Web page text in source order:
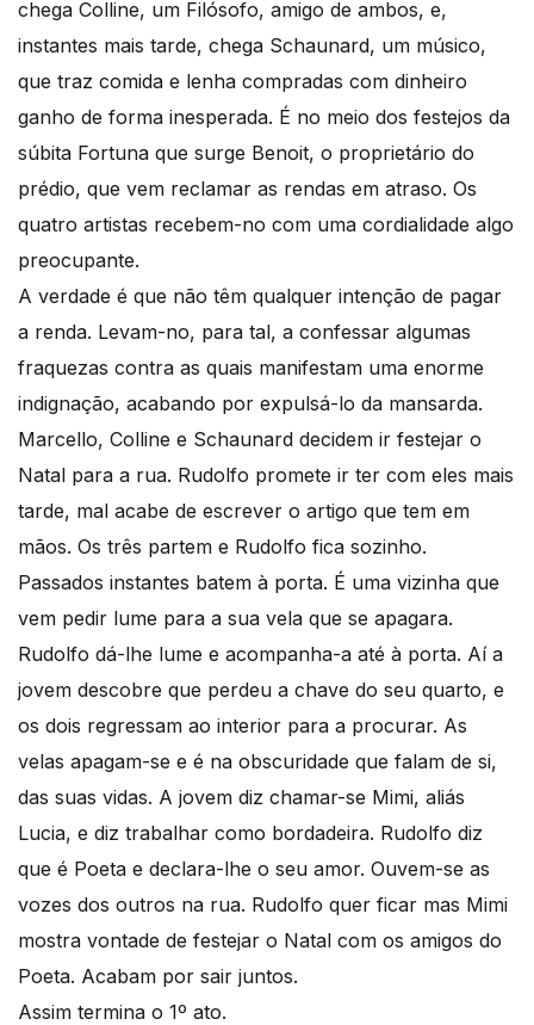
chega Colline, um Filósofo, amigo de ambos, e,
instantes mais tarde, chega Schaunard, um músico,
que traz comida e lenha compradas com dinheiro
ganho de forma inesperada. É no meio dos festejos da
súbita Fortuna que surge Benoit, o proprietário do
prédio, que vem reclamar as rendas em atraso. Os
quatro artistas recebem-no com uma cordialidade algo
preocupante.
A verdade é que não têm qualquer intenção de pagar
a renda. Levam-no, para tal, a confessar algumas
fraquezas contra as quais manifestam uma enorme
indignação, acabando por expulsá-lo da mansarda.
Marcello, Colline e Schaunard decidem ir festejar o
Natal para a rua. Rudolfo promete ir ter com eles mais
tarde, mal acabe de escrever o artigo que tem em
mãos. Os três partem e Rudolfo fica sozinho.
Passados instantes batem à porta. É uma vizinha que
vem pedir lume para a sua vela que se apagara.
Rudolfo dá-lhe lume e acompanha-a até à porta. Aí a
jovem descobre que perdeu a chave do seu quarto, e
os dois regressam ao interior para a procurar. As
velas apagam-se e é na obscuridade que falam de si,
das suas vidas. A jovem diz chamar-se Mimi, aliás
Lucia, e diz trabalhar como bordadeira. Rudolfo diz
que é Poeta e declara-lhe o seu amor. Ouvem-se as
vozes dos outros na rua. Rudolfo quer ficar mas Mimi
mostra vontade de festejar o Natal com os amigos do
Poeta. Acabam por sair juntos.
Assim termina o 1º ato.